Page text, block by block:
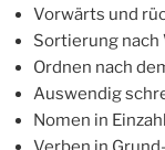
Vorwärts und
Sortierung
Ordnen nach
Auswendig
Nomen in